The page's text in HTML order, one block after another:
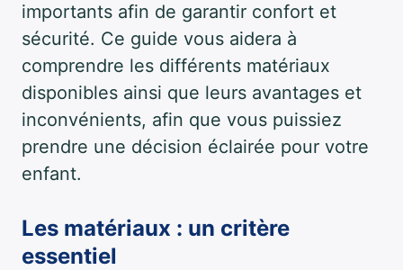
importants afin de garantir confort et
sécurité. Ce guide vous aidera à
comprendre les différents matériaux
disponibles ainsi que leurs avantages et
inconvénients, afin que vous puissiez
prendre une décision éclairée pour votre
enfant.
Les matériaux : un critère
essentiel